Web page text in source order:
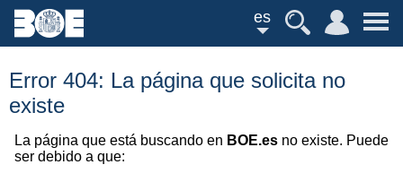
es
Error 404: La página que solicita no
existe
La página que está buscando en BOE.es no existe. Puede
ser debido a que: